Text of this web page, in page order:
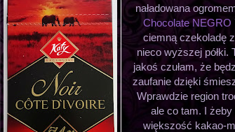
naładowana
Chocolate NEGRO
ciemną czekoladę
nieco wyższej półki.
jakoś czułam, że
zaufanie dzięki
Wprawdzie region
ale co tam. I żeby
większość kakao-